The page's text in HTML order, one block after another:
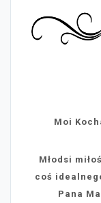
Moi
Młodsi
coś
Pana